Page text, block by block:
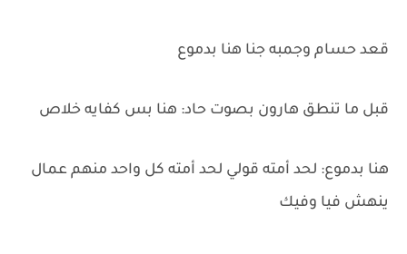
قعد حسام وجمبه جنا هنا بدموع
قبل ما تنطق هارون بصوت حاد: هنا بس كفايه خلاص
هنا بدموع: لحد أمته قولي لحد أمته كل واحد منهم عمال
ينهش فيا وفيك